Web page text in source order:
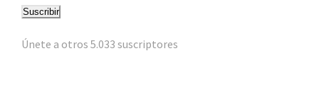
r
c
Suscribir
Únete a otros 5.033 suscriptores